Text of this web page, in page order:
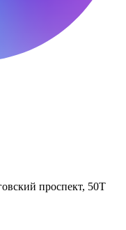
проспект, 50Т